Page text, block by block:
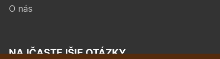
O nás
NAJČASTEJŠIE OTÁZKY